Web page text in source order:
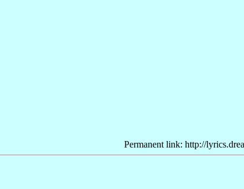
Permanent link: http://